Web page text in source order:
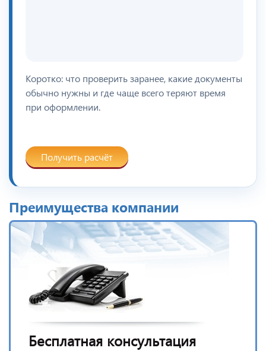
Коротко: что проверить заранее, какие документы
обычно нужны и где чаще всего теряют время
при оформлении.
Получить расчёт
Преимущества компании
Бесплатная консультация